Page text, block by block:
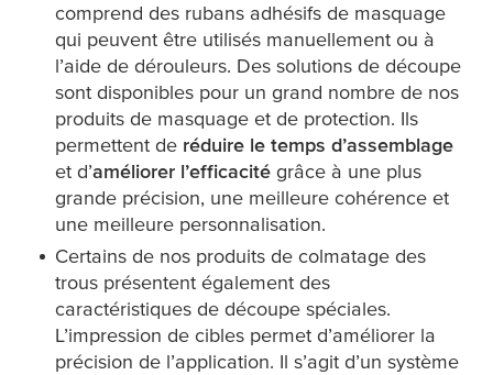
comprend des rubans adhésifs de masquage
qui peuvent être utilisés manuellement ou à
l’aide de dérouleurs. Des solutions de découpe
sont disponibles pour un grand nombre de nos
produits de masquage et de protection. Ils
permettent de réduire le temps d’assemblage
et d’améliorer l’efficacité grâce à une plus
grande précision, une meilleure cohérence et
une meilleure personnalisation.
Certains de nos produits de colmatage des
trous présentent également des
caractéristiques de découpe spéciales.
L’impression de cibles permet d’améliorer la
précision de l’application. Il s’agit d’un système